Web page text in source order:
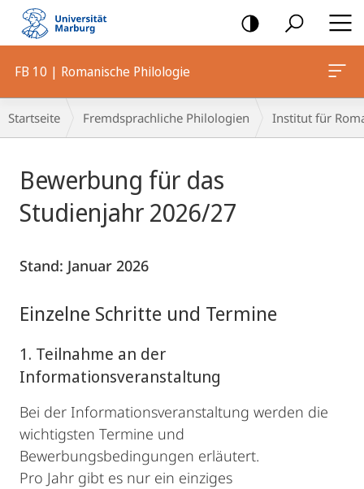
Mobile-
Navigation
FB 10 | Romanische Philologie
Breadcrumb-
Navigation
Startseite Fremdsprachliche Philologien Institut für
Bewerbung für das
Studienjahr 2026/27
Stand: Januar 2026
Einzelne Schritte und Termine
1. Teilnahme an der
Informationsveranstaltung
Bei der Informationsveranstaltung werden die
wichtigsten Termine und
Bewerbungsbedingungen erläutert.
Pro Jahr gibt es nur ein einziges